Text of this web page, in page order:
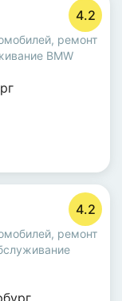
4.2
, ремонт
BMW
4.2
, ремонт